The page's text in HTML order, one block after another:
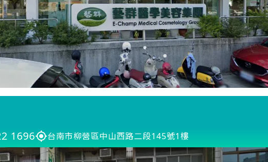
1696 台南市柳營區中山西路二段145號1樓